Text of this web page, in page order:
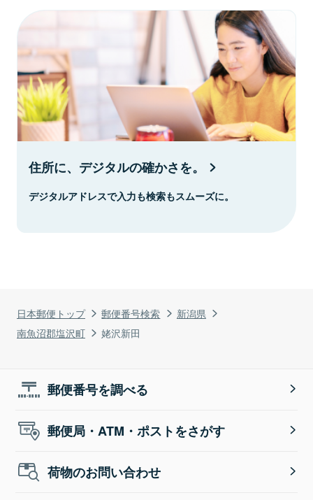
日本郵便トップ 郵便番号検索
新潟県
南魚沼郡塩沢町
姥沢新田
住所に、デジタルの確かさを。
デジタルアドレスで入力も検索もスムーズに。
郵便番号を調べる
郵便局・ATM・ポストをさがす
荷物のお問い合わせ